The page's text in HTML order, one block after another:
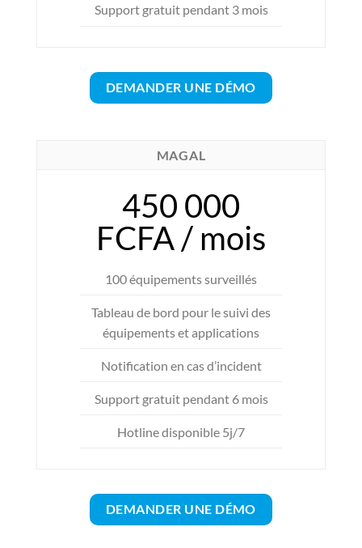
Support gratuit pendant 3 mois
DEMANDER UNE DÉMO
MAGAL
450 000
FCFA / mois
100 équipements surveillés
Tableau de bord pour le suivi des
équipements et applications
Notification en cas d’incident
Support gratuit pendant 6 mois
Hotline disponible 5j/7
DEMANDER UNE DÉMO